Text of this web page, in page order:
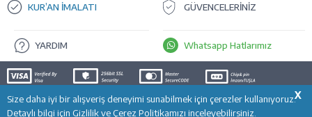
X
Size daha iyi bir alışveriş deneyimi sunabilmek için çerezler kullanıyoruz.
Detaylı bilgi için Gizlilik ve Çerez Politikamızı inceleyebilirsiniz.
KUR’AN İMALATI GÜVENCELERİNİZ
YARDIM Whatsapp Hatlarımız
T-Soft E-Ticaret Sistemleriyle Hazırlanmıştır.